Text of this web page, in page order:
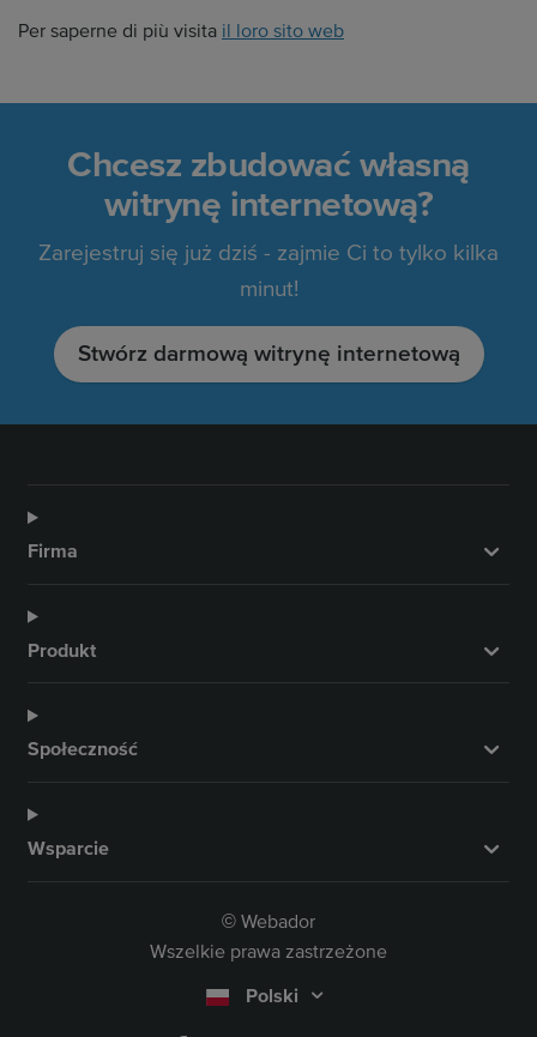
Per saperne di più visita il loro sito web
Chcesz zbudować własną
witrynę internetową?
Zarejestruj się już dziś - zajmie Ci to tylko kilka
minut!
Stwórz darmową witrynę internetową
Firma
Produkt
Społeczność
Wsparcie
© Webador
Wszelkie prawa zastrzeżone
Polski